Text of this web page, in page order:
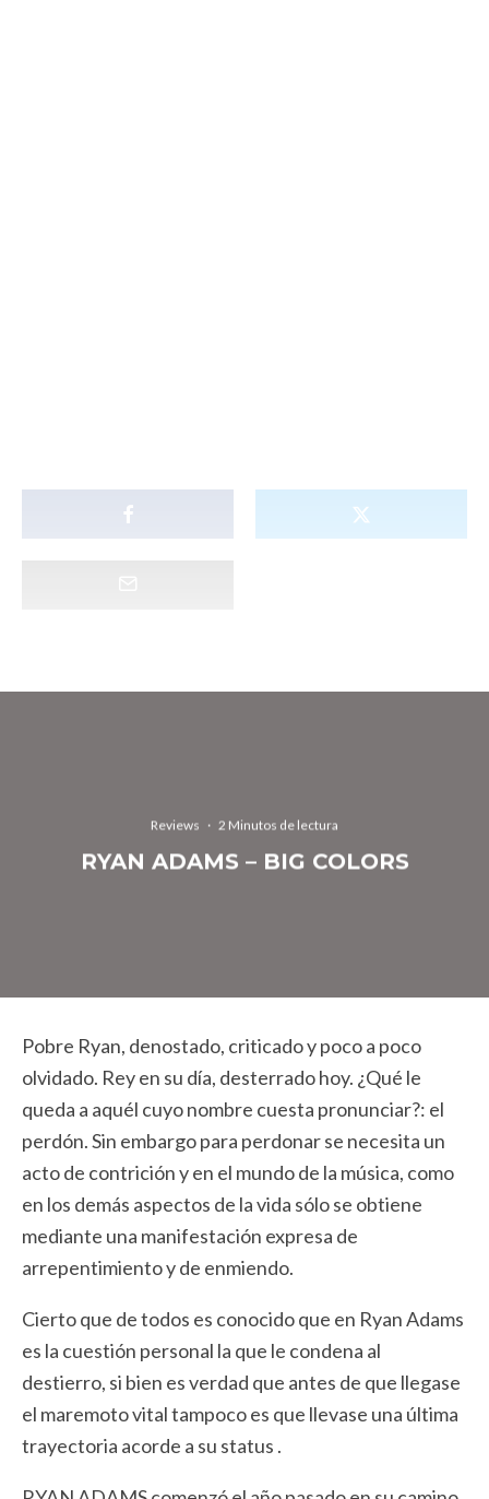
Reviews · 2 Minutos de lectura
RYAN ADAMS – BIG COLORS
Pobre Ryan, denostado, criticado y poco a poco
olvidado. Rey en su día, desterrado hoy. ¿Qué le
queda a aquél cuyo nombre cuesta pronunciar?: el
perdón. Sin embargo para perdonar se necesita un
acto de contrición y en el mundo de la música, como
en los demás aspectos de la vida sólo se obtiene
mediante una manifestación expresa de
arrepentimiento y de enmiendo.
Cierto que de todos es conocido que en Ryan Adams
es la cuestión personal la que le condena al
destierro, si bien es verdad que antes de que llegase
el maremoto vital tampoco es que llevase una última
trayectoria acorde a su status .